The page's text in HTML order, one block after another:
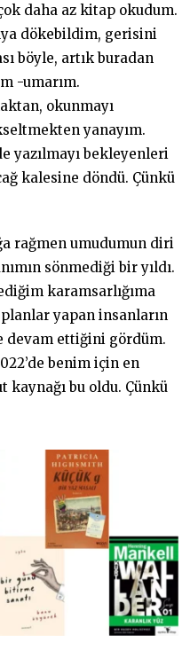
daha az kitap okudum.
dökebildim, gerisini
böyle, artık buradan
-umarım.
okunmayı
yanayım.
yazılmayı bekleyenleri
kalesine döndü. Çünkü
rağmen umudumun diri
sönmediği bir yıldı.
karamsarlığıma
yapan insanların
devam ettiğini gördüm.
benim için en
kaynağı bu oldu. Çünkü